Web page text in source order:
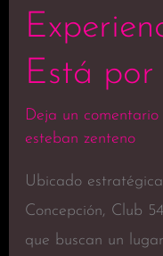
Está por
Deja un comentario
esteban zenteno
Ubicado
Concepción, Club
que buscan un